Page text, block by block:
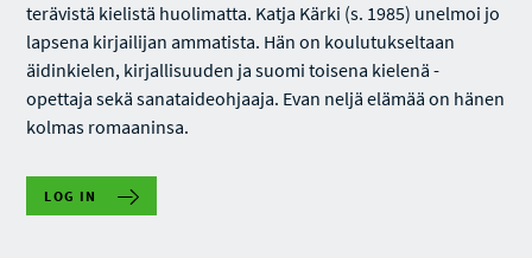
terävistä kielistä huolimatta. Katja Kärki (s. 1985) unelmoi jo
lapsena kirjailijan ammatista. Hän on koulutukseltaan
äidinkielen, kirjallisuuden ja suomi toisena kielenä -
opettaja sekä sanataideohjaaja. Evan neljä elämää on hänen
kolmas romaaninsa.
LOG IN